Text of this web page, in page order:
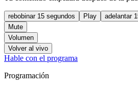
rebobinar 15 segundos Play
adelantar
Mute
Volumen
Volver al vivo
Hable con el programa
Programación